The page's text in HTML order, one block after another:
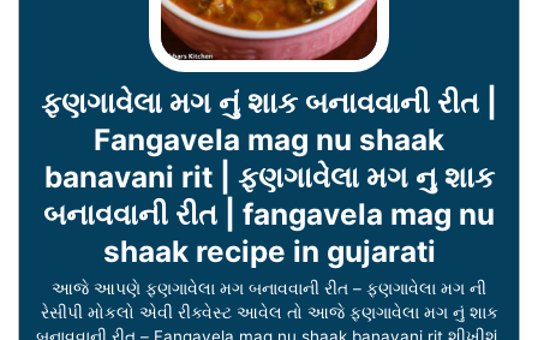
ફણગાવેલા મગ નું શાક બનાવવાની રીત |
Fangavela mag nu shaak
banavani rit | ફણગાવેલા મગ નુ શાક
બનાવવાની રીત | fangavela mag nu
shaak recipe in gujarati
આજે આપણે ફણગાવેલા મગ બનાવવાની રીત – ફણગાવેલા મગ ની
રેસીપી મોકલો એવી રીક્વેસ્ટ આવેલ તો આજે ફણગાવેલા મગ નું શાક
બનાવવાની રીત – Fangavela mag nu shaak banavani rit શીખીશું.